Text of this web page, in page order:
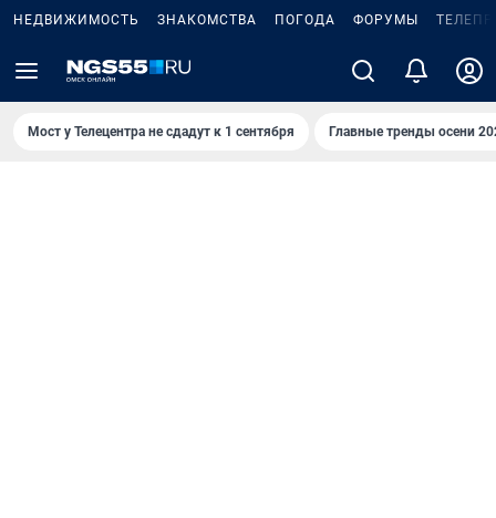
НЕДВИЖИМОСТЬ ЗНАКОМСТВА ПОГОДА ФОРУМЫ
Мост у Телецентра не сдадут к 1 сентября Главные тренды осени